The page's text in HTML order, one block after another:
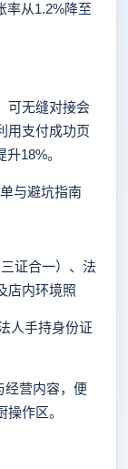
率从1.2%降至
无缝对接会
用支付成功页
18%。
与避坑指南
证合一）、法
店内环境照
人手持身份证
营内容，便
作区。